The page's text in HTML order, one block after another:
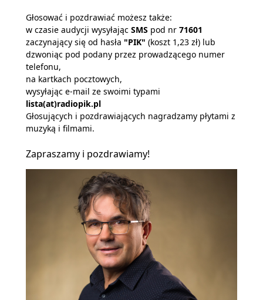
Głosować i pozdrawiać możesz także:
w czasie audycji wysyłając SMS pod nr 71601
zaczynający się od hasła "PIK" (koszt 1,23 zł) lub
dzwoniąc pod podany przez prowadzącego numer
telefonu,
na kartkach pocztowych,
wysyłając e-mail ze swoimi typami
lista(at)radiopik.pl
Głosujących i pozdrawiających nagradzamy płytami z
muzyką i filmami.
Zapraszamy i pozdrawiamy!